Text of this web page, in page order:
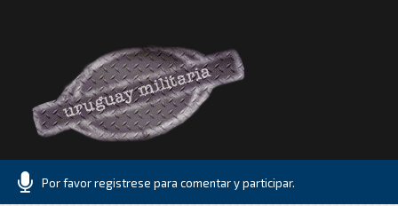
Por favor registrese para comentar y participar.